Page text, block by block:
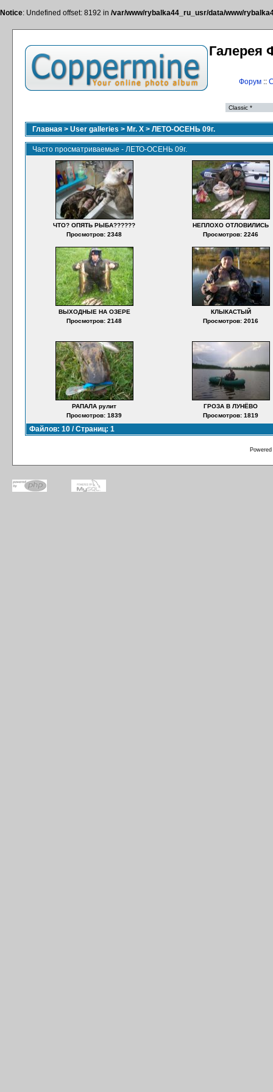
Notice: Undefined offset: 8192 in /var/www/rybalka44_ru_usr/data/www/
Галерея
Форум::
Главная > User galleries > Mr. X > ЛЕТО-ОСЕНЬ 09г.
Часто просматриваемые - ЛЕТО-ОСЕНЬ 09г.
ЧТО? ОПЯТЬ РЫБА??????
Просмотров: 2348
НЕПЛОХО ОТЛОВИЛИСЬ
Просмотров: 2246
ВЫХОДНЫЕ НА ОЗЕРЕ
Просмотров: 2148
КЛЫКАСТЫЙ
Просмотров: 2016
РАПАЛА рулит
Просмотров: 1839
ГРОЗА В ЛУНЁВО
Просмотров: 1819
Файлов: 10 / Страниц: 1